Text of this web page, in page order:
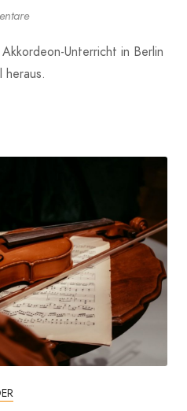
Unterricht in Berlin